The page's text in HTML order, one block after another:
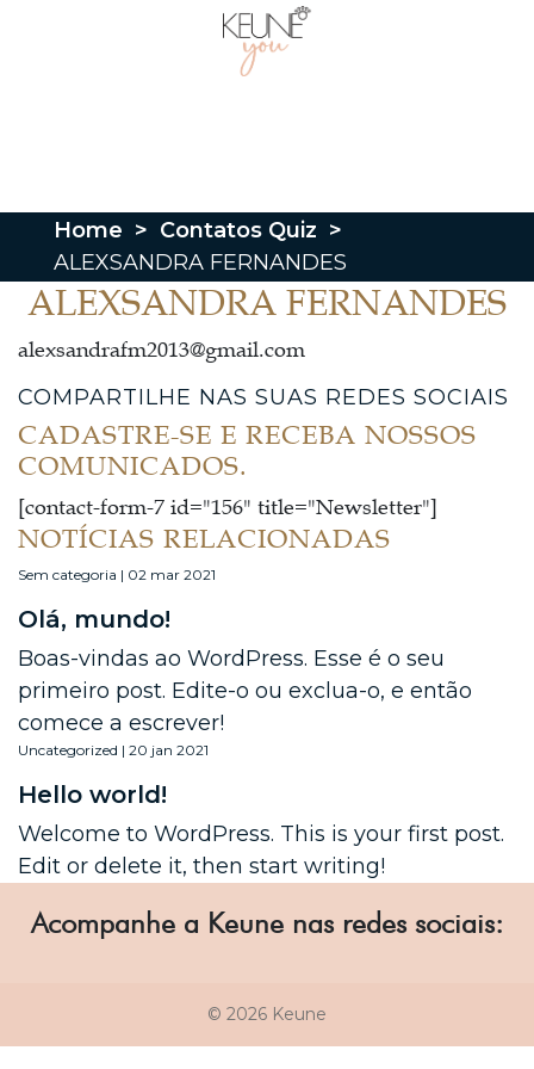
Home > Contatos Quiz >
ALEXSANDRA FERNANDES
ALEXSANDRA FERNANDES
alexsandrafm2013@gmail.com
COMPARTILHE NAS SUAS REDES SOCIAIS
CADASTRE-SE E RECEBA NOSSOS
COMUNICADOS.
[contact-form-7 id="156" title="Newsletter"]
NOTÍCIAS RELACIONADAS
Sem categoria | 02 mar 2021
Olá, mundo!
Boas-vindas ao WordPress. Esse é o seu
primeiro post. Edite-o ou exclua-o, e então
comece a escrever!
Uncategorized | 20 jan 2021
Hello world!
Welcome to WordPress. This is your first post.
Edit or delete it, then start writing!
Acompanhe a Keune nas redes sociais:
© 2026 Keune